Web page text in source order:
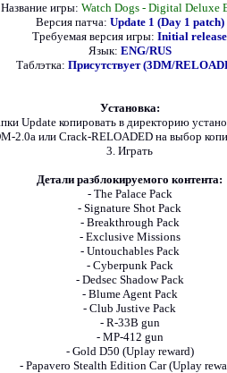
Название игры: Watch Dogs - Digital Deluxe
Версия патча: Update 1 (Day 1 patch)
Требуемая версия игры: Initial release
Язык: ENG/RUS
Таблэтка: Присутствует (3DM/
Установка:
Update копировать в директорию
или Crack-RELOADED на выбор
3. Играть
Детали разблокируемого контента:
- The Palace Pack
- Signature Shot Pack
- Breakthrough Pack
- Exclusive Missions
- Untouchables Pack
- Cyberpunk Pack
- Dedsec Shadow Pack
- Blume Agent Pack
- Club Justive Pack
- R-33B gun
- MP-412 gun
- Gold D50 (Uplay reward)
- Papavero Stealth Edition Car (Uplay